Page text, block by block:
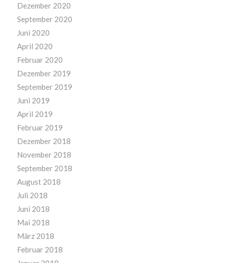
Dezember 2020
September 2020
Juni 2020
April 2020
Februar 2020
Dezember 2019
September 2019
Juni 2019
April 2019
Februar 2019
Dezember 2018
November 2018
September 2018
August 2018
Juli 2018
Juni 2018
Mai 2018
März 2018
Februar 2018